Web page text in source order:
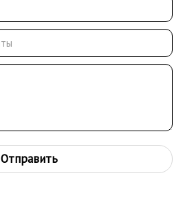
Отправить